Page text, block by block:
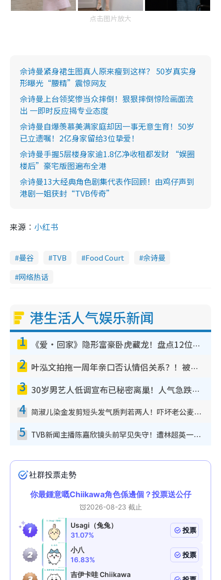
点击图片放大
佘诗曼紧身裙生图真人原来瘦到这样？ 50岁真实身
形曝光“腰精”震惊网友
佘诗曼上台领奖惨当众摔倒！狠狠摔倒惊险画面流
出 一即时反应揭专业态度
佘诗曼自爆羡慕美满家庭却因一事无意生育！50岁
已立遗嘱！2亿身家留给3位挚爱！
佘诗曼手握5层楼身家逾1.8亿净收租都发财 “娱圈
楼后”豪宅版图遍布全港
佘诗曼13大经典角色剧集代表作回顾！由鸡仔声到
港剧一姐获封“TVB传奇”
来源︰ 小红书
曼谷 TVB Food Court
佘诗曼
网络热话
港生活人气娱乐新闻
1 《爱·回家》隐形富豪卧虎藏龙！盘点12位财气逼人的有钱艺人：这位美女3亿身家不愁做
2 叶泓文拍拖一周年亲口否认情侣关系？！被质疑感情造假竟称GM“普通同事”
3 30岁男艺人低调宣布已秘密离巢！人气急跌变失踪人口：“这几年过得并不容易”
4 简淑儿染金发剪短头发气质判若两人！吓坏老公麦大力都认不出：“你做什么？”
5 TVB新闻主播陈嘉欣镜头前罕见失守！遭林超英一句话突袭吓坏当场大笑